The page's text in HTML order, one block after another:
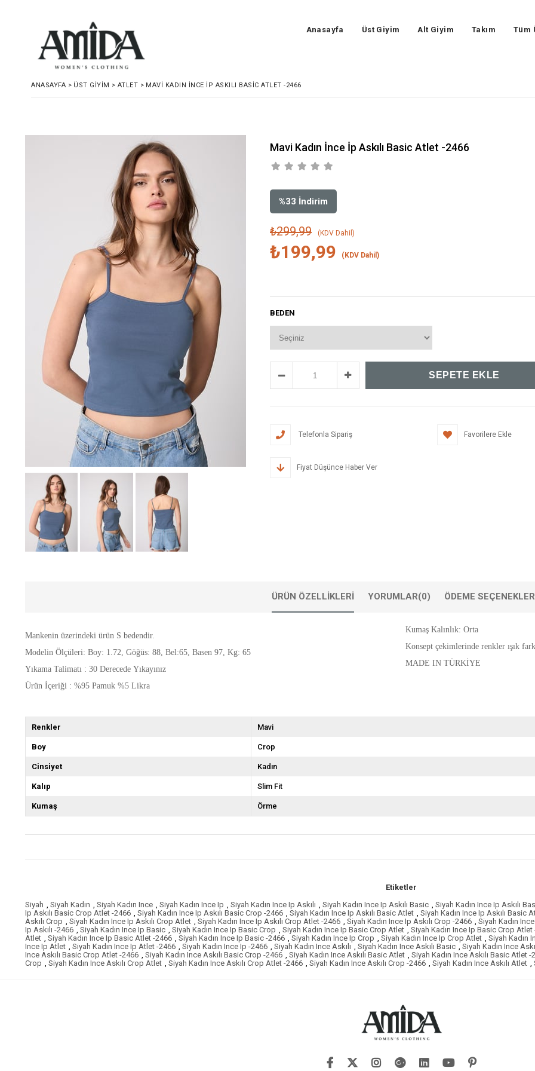
Anasayfa Üst Giyim Alt Giyim Takım Tüm
ANASAYFA > ÜST GIYIM > ATLET > MAVI KADIN İNCE İP ASKILI BASIC ATLET -2466
Mavi Kadın İnce İp Askılı Basic Atlet -2466
%33 İndirim
₺299,99 (KDV Dahil)
₺199,99 (KDV Dahil)
BEDEN
Telefonla Sipariş Favorilere Ekle
Fiyat Düşünce Haber Ver
ÜRÜN ÖZELLIKLERI YORUMLAR(0) ÖDEME
Mankenin üzerindeki ürün S bedendir.
Modelin Ölçüleri: Boy: 1.72, Göğüs: 88, Bel:65, Basen 97, Kg: 65
Yıkama Talimatı : 30 Derecede Yıkayınız
Ürün İçeriği : %95 Pamuk %5 Likra
Kumaş Kalınlık: Orta
Konsept çekimlerinde renkler ışık
MADE IN TÜRKİYE
Renkler Mavi
Boy Crop
Cinsiyet Kadın
Kalıp Slim Fit
Kumaş Örme
Etiketler
Siyah , Siyah Kadın , Siyah Kadın Ince , Siyah Kadın Ince Ip , Siyah Kadın Ince Ip Askılı , Siyah Kadın Ince Ip Askılı Basic , Siyah Kadın Ince Ip Askılı
Ip Askılı Basic Crop Atlet -2466 , Siyah Kadın Ince Ip Askılı Basic Crop -2466 , Siyah Kadın Ince Ip Askılı Basic Atlet , Siyah Kadın Ince Ip Askılı Basic
Askılı Crop , Siyah Kadın Ince Ip Askılı Crop Atlet , Siyah Kadın Ince Ip Askılı Crop Atlet -2466 , Siyah Kadın Ince Ip Askılı Crop -2466 , Siyah Kadın
Ip Askılı -2466 , Siyah Kadın Ince Ip Basic , Siyah Kadın Ince Ip Basic Crop , Siyah Kadın Ince Ip Basic Crop Atlet , Siyah Kadın Ince Ip Basic Crop Atlet
Atlet , Siyah Kadın Ince Ip Basic Atlet -2466 , Siyah Kadın Ince Ip Basic -2466 , Siyah Kadın Ince Ip Crop , Siyah Kadın Ince Ip Crop Atlet , Siyah Kadın
Ince Ip Atlet , Siyah Kadın Ince Ip Atlet -2466 , Siyah Kadın Ince Ip -2466 , Siyah Kadın Ince Askılı , Siyah Kadın Ince Askılı Basic , Siyah Kadın Ince
Ince Askılı Basic Crop Atlet -2466 , Siyah Kadın Ince Askılı Basic Crop -2466 , Siyah Kadın Ince Askılı Basic Atlet , Siyah Kadın Ince Askılı Basic Atlet -
Crop , Siyah Kadın Ince Askılı Crop Atlet , Siyah Kadın Ince Askılı Crop Atlet -2466 , Siyah Kadın Ince Askılı Crop -2466 , Siyah Kadın Ince Askılı Atlet ,